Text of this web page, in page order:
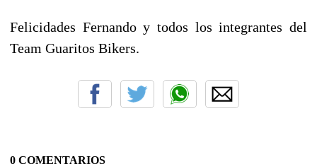
Felicidades Fernando y todos los integrantes del
Team Guaritos Bikers.
0 COMENTARIOS